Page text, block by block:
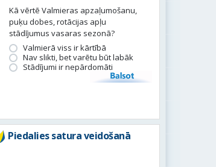
Kā vērtē Valmieras apzaļumošanu,
puķu dobes, rotācijas apļu
stādījumus vasaras sezonā?
Valmierā viss ir kārtībā
Nav slikti, bet varētu būt labāk
Stādījumi ir nepārdomāti
Balsot
Piedalies satura veidošanā